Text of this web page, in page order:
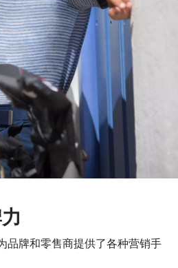
品牌和零售商提供了各种营销手